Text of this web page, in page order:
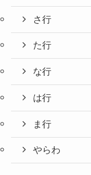
さ行
た行
な行
は行
ま行
やらわ